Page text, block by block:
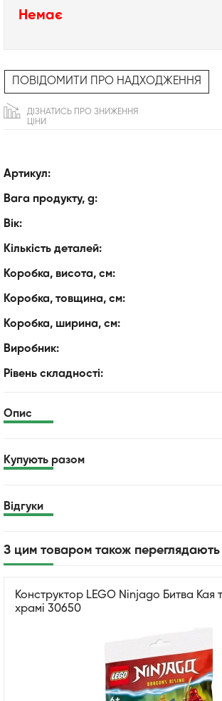
Артикул:
Вага продукту, g:
Вік:
Кількість деталей:
Коробка, висота, см:
Коробка, товщина, см:
Коробка, ширина, см:
Виробник:
Рівень складності:
Немає
ПОВІДОМИТИ ПРО НАДХОДЖЕННЯ
ДІЗНАТИСЬ ПРО ЗНИЖЕННЯ
ЦІНИ
Опис
Купують разом
Відгуки
З цим товаром також переглядають
Конструктор LEGO Ninjago Битва Кая
храмі 30650